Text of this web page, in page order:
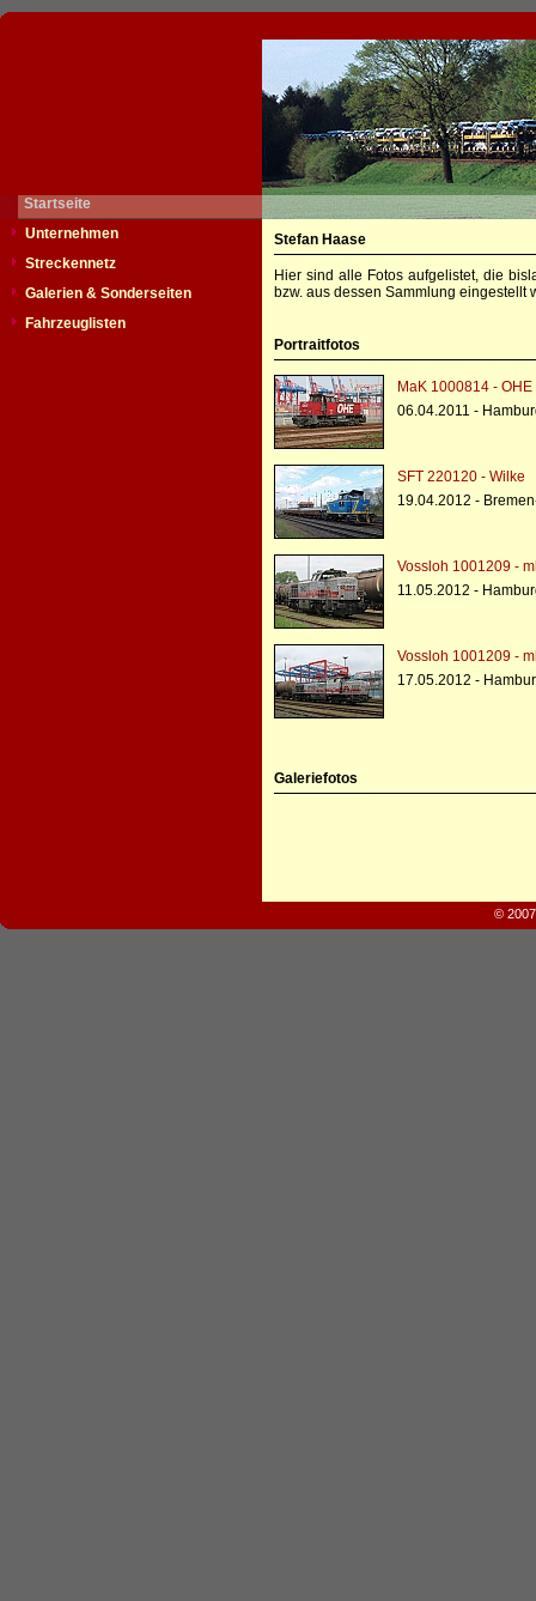
Startseite
Unternehmen
Streckennetz
Galerien & Sonderseiten
Fahrzeuglisten
Stefan Haase
Hier sind alle Fotos aufgelistet, die
bzw. aus dessen Sammlung eingestellt
Portraitfotos
MaK 1000814 -
06.04.2011 -
SFT 220120 - Wilke
19.04.2012 -
Vossloh 1001209 -
11.05.2012 -
Vossloh 1001209 -
17.05.2012 -
Galeriefotos
©